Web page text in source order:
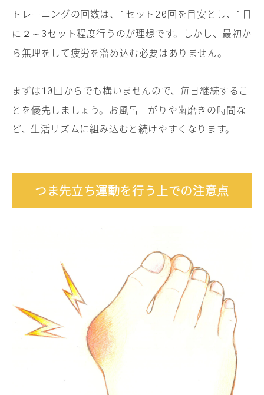
トレーニングの回数は、 1 セット20回を目安とし、 1 日
に２～ 3セット程度行うのが理想です。しかし、最初か
ら無理をして疲労を溜め込む必要はありません。
まずは10回からでも構いませんので、毎日継続するこ
とを優先しましょう。お風呂上がりや歯磨きの時間な
ど、生活リズムに組み込むと続けやすくなります。
つま先立ち運動を行う上での注意点